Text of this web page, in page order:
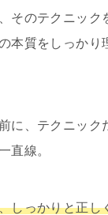
そのテクニック
本質をしっかり
に、テクニック
直線。
しっかりと正し